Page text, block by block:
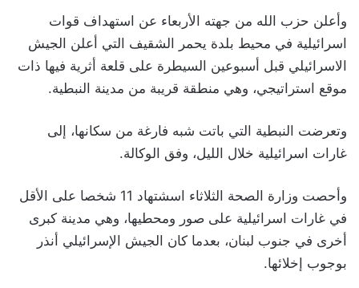
وأعلن حزب الله من جهته الأربعاء عن استهداف قوات
اسرائيلية في محيط بلدة يحمر الشقيف التي أعلن الجيش
الاسرائيلي قبل أسبوعين السيطرة على قلعة أثرية فيها ذات
موقع استراتيجي، وهي منطقة قريبة من مدينة النبطية.
وتعرضت النبطية التي باتت شبه فارغة من سكانها، إلى
غارات اسرائيلية خلال الليل، وفق الوكالة.
وأحصت وزارة الصحة الثلاثاء اسشتهاد 11 شخصا على الأقل
في غارات اسرائيلية على صور ومحطيها، وهي مدينة كبرى
أخرى في جنوب لبنان، بعدما كان الجيش الإسرائيلي أنذر
بوجوب إخلائها.